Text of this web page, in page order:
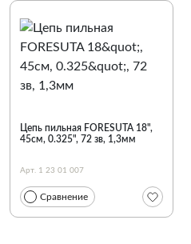
Цепь пильная FORESUTA 18",
45см, 0.325", 72 зв, 1,3мм
Арт. 1 23 01 007
Сравнение